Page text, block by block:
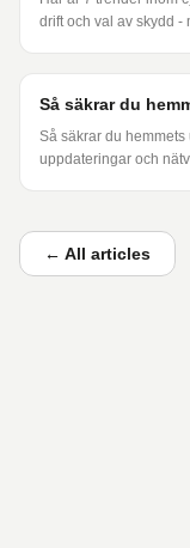
drift och val av skydd -
Så säkrar du
Så säkrar du
uppdateringar och
← All articles